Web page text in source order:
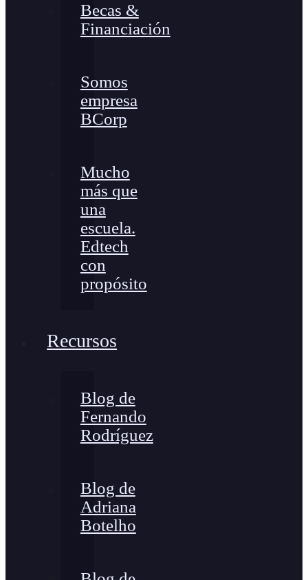
Becas &
Financiación
Somos
empresa
BCorp
Mucho
más que
una
escuela.
Edtech
con
propósito
Recursos
Blog de
Fernando
Rodríguez
Blog de
Adriana
Botelho